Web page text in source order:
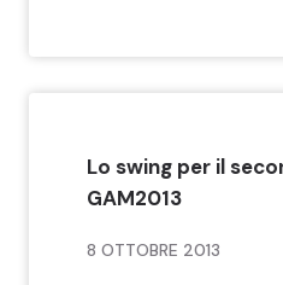
Lo swing per il
GAM2013
8 OTTOBRE 2013